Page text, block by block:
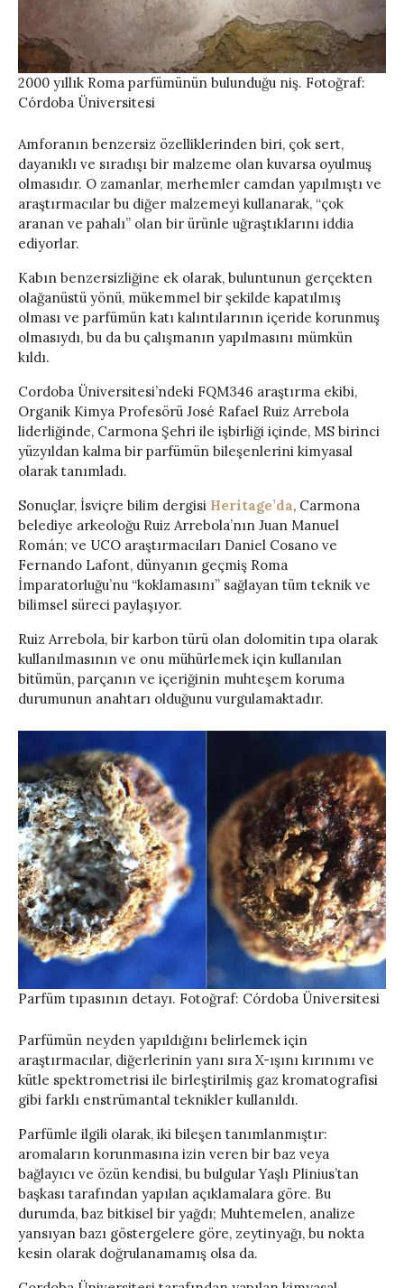
2000 yıllık Roma parfümünün bulunduğu niş. Fotoğraf:
Córdoba Üniversitesi
Amforanın benzersiz özelliklerinden biri, çok sert,
dayanıklı ve sıradışı bir malzeme olan kuvarsa oyulmuş
olmasıdır. O zamanlar, merhemler camdan yapılmıştı ve
araştırmacılar bu diğer malzemeyi kullanarak, “çok
aranan ve pahalı” olan bir ürünle uğraştıklarını iddia
ediyorlar.
Kabın benzersizliğine ek olarak, buluntunun gerçekten
olağanüstü yönü, mükemmel bir şekilde kapatılmış
olması ve parfümün katı kalıntılarının içeride korunmuş
olmasıydı, bu da bu çalışmanın yapılmasını mümkün
kıldı.
Cordoba Üniversitesi’ndeki FQM346 araştırma ekibi,
Organik Kimya Profesörü José Rafael Ruiz Arrebola
liderliğinde, Carmona Şehri ile işbirliği içinde, MS birinci
yüzyıldan kalma bir parfümün bileşenlerini kimyasal
olarak tanımladı.
Sonuçlar, İsviçre bilim dergisi Heritage’da, Carmona
belediye arkeoloğu Ruiz Arrebola’nın Juan Manuel
Román; ve UCO araştırmacıları Daniel Cosano ve
Fernando Lafont, dünyanın geçmiş Roma
İmparatorluğu’nu “koklamasını” sağlayan tüm teknik ve
bilimsel süreci paylaşıyor.
Ruiz Arrebola, bir karbon türü olan dolomitin tıpa olarak
kullanılmasının ve onu mühürlemek için kullanılan
bitümün, parçanın ve içeriğinin muhteşem koruma
durumunun anahtarı olduğunu vurgulamaktadır.
Parfüm tıpasının detayı. Fotoğraf: Córdoba Üniversitesi
Parfümün neyden yapıldığını belirlemek için
araştırmacılar, diğerlerinin yanı sıra X-ışını kırınımı ve
kütle spektrometrisi ile birleştirilmiş gaz kromatografisi
gibi farklı enstrümantal teknikler kullanıldı.
Parfümle ilgili olarak, iki bileşen tanımlanmıştır:
aromaların korunmasına izin veren bir baz veya
bağlayıcı ve özün kendisi, bu bulgular Yaşlı Plinius’tan
başkası tarafından yapılan açıklamalara göre. Bu
durumda, baz bitkisel bir yağdı; Muhtemelen, analize
yansıyan bazı göstergelere göre, zeytinyağı, bu nokta
kesin olarak doğrulanamamış olsa da.